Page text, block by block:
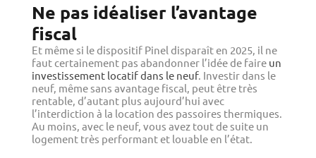
Ne pas idéaliser l’avantage
fiscal
Et même si le dispositif Pinel disparaît en 2025, il ne
faut certainement pas abandonner l’idée de faire un
investissement locatif dans le neuf. Investir dans le
neuf, même sans avantage fiscal, peut être très
rentable, d’autant plus aujourd’hui avec
l’interdiction à la location des passoires thermiques.
Au moins, avec le neuf, vous avez tout de suite un
logement très performant et louable en l’état.